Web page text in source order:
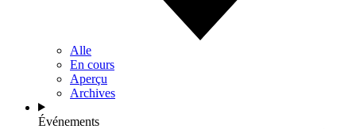
Alle
En cours
Aperçu
Archives
Événements